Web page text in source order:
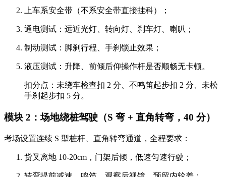
上车系安全带（不系安全带直接挂科）；
通电测试：远近光灯、转向灯、刹车灯、喇叭；
制动测试：脚刹行程、手刹锁止效果；
液压测试：升降、前倾后仰操作杆是否顺畅无卡顿。
扣分点：未绕车检查扣 2 分、不鸣笛起步扣 2 分、未松
手刹起步扣 5 分。
模块 2：场地绕桩驾驶（S 弯 + 直角转弯，40 分）
考场设置连续 S 型桩杆、直角转弯通道，全程要求：
货叉离地 10-20cm，门架后倾，低速匀速行驶；